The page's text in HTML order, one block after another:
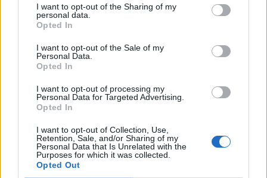
I want to opt-out of the Sharing of my
personal data.
Opted In
I want to opt-out of the Sale of my
Personal Data.
Opted In
I want to opt-out of processing my
Personal Data for Targeted Advertising.
Opted In
I want to opt-out of Collection, Use,
Retention, Sale, and/or Sharing of my
Personal Data that Is Unrelated with the
Purposes for which it was collected.
Opted Out
05/08/26|14:50
πλατφόρμα για τις αιτήσεις
ΔΥΠΑ για τους άνω των 55 ετών
με 8.000 επιπλέον επιδοτούμενες
θέσεις